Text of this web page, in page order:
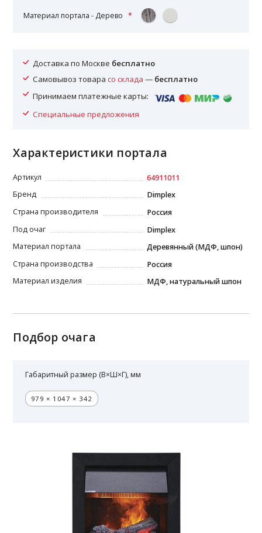
Материал портала - Дерево
Доставка по Москве бесплатно
Самовывоз товарасо склада — бесплатно
Принимаем платежные карты:
Специальные предложения
Характеристики портала
Артикул
64911011
Бренд
Dimplex
Страна производителя
Россия
Под очаг
Dimplex
Материал портала
Деревянный (МДФ, шпон)
Страна производства
Россия
Материал изделия
МДФ, натуральный шпон
Подбор очага
Габаритный размер (В×Ш×Г), мм
979 × 1047 × 342